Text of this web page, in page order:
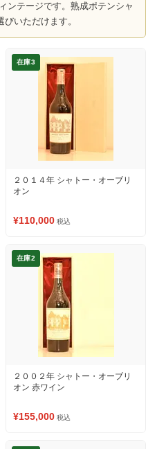
ンテージです。熟成ポテンシャ
いただけます。
在庫3
２０１４年 シャトー・オーブリ
オン
¥110,000 税込
在庫2
２００２年 シャトー・オーブリ
オン 赤ワイン
¥155,000 税込